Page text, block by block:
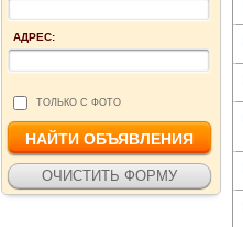
АДРЕС:
ТОЛЬКО С ФОТО